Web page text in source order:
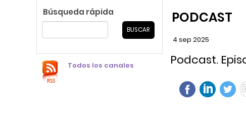
PODCAST
4 sep 2025
Podcast.
Búsqueda rápida
Todos los canales